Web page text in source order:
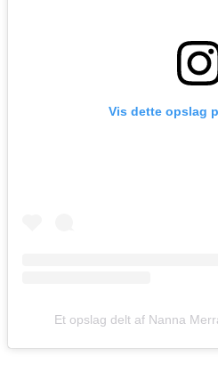
Vis dette opslag
Et opslag delt af Nanna